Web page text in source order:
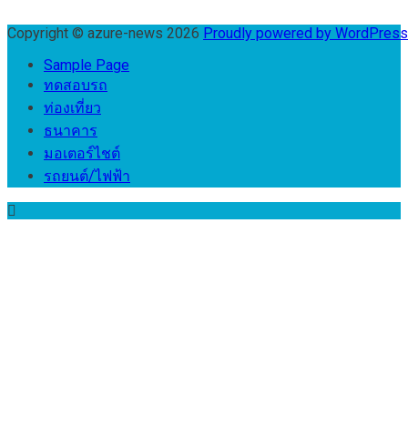
Copyright © azure-news 2026 Proudly powered by
Sample Page
ทดสอบรถ
ท่องเที่ยว
ธนาคาร
มอเตอร์ไชต์
รถยนต์/ไฟฟ้า